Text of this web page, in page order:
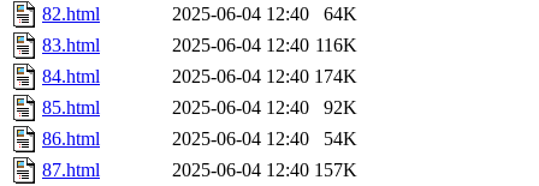
82.html
2025-06-04 12:40
64K
83.html
2025-06-04 12:40 116K
84.html
2025-06-04 12:40 174K
85.html
2025-06-04 12:40
92K
86.html
2025-06-04 12:40
54K
87.html
2025-06-04 12:40 157K